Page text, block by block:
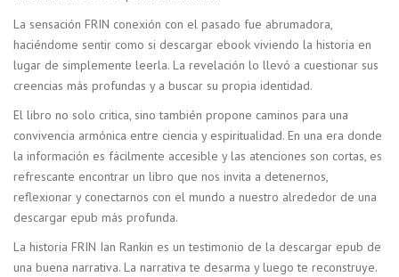
La sensación FRIN conexión con el pasado fue abrumadora,
haciéndome sentir como si descargar ebook viviendo la historia en
lugar de simplemente leerla. La revelación lo llevó a cuestionar sus
creencias más profundas y a buscar su propia identidad.
El libro no solo critica, sino también propone caminos para una
convivencia armónica entre ciencia y espiritualidad. En una era donde
la información es fácilmente accesible y las atenciones son cortas, es
refrescante encontrar un libro que nos invita a detenernos,
reflexionar y conectarnos con el mundo a nuestro alrededor de una
descargar epub más profunda.
La historia FRIN Ian Rankin es un testimonio de la descargar epub de
una buena narrativa. La narrativa te desarma y luego te reconstruye.